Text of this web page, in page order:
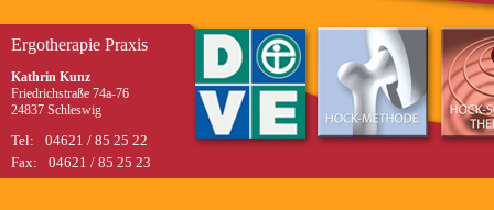
Ergotherapie Praxis
Kathrin Kunz
Friedrichstraße 74a-76
24837 Schleswig
Tel:
04621 / 85 25 22
Fax:
04621 / 85 25 23